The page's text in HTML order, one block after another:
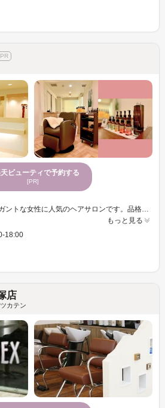
ビューティで予約する
[PR]
もっと見る
18:00
店
カテン